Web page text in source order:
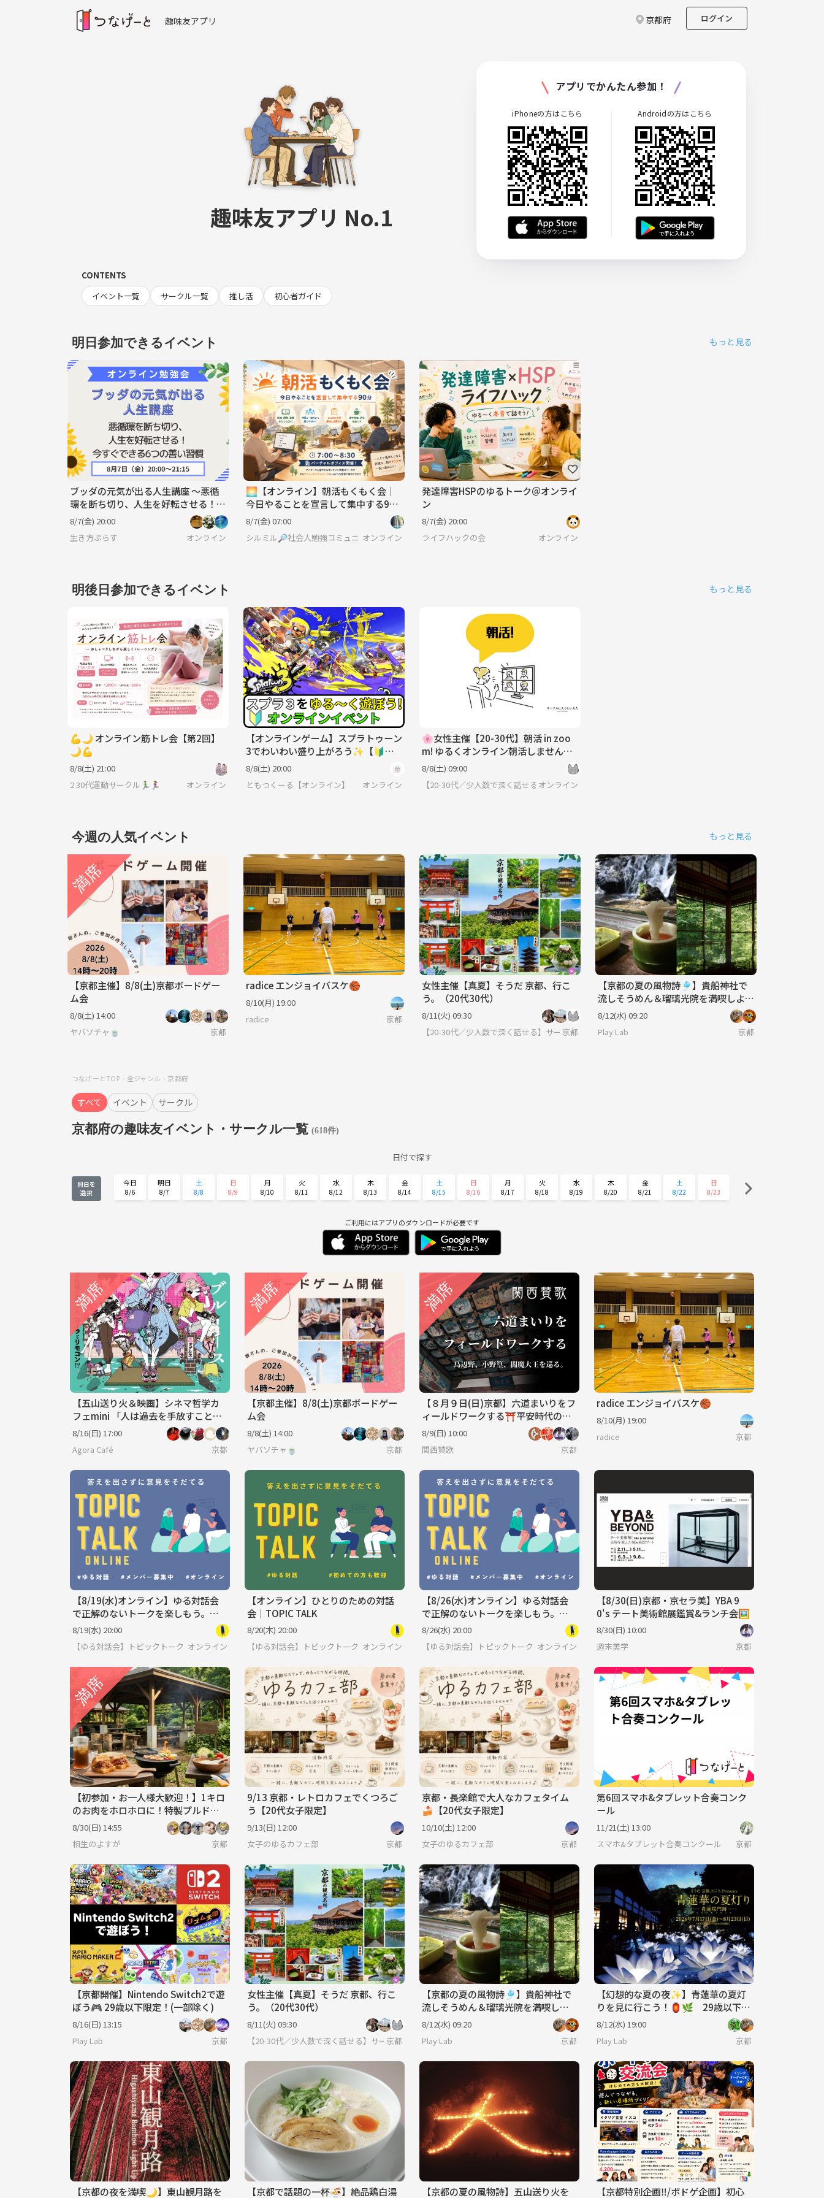
趣味友アプリ 京都府 ログイン
趣味友アプリ No.1
アプリでかんたん参加！
iPhoneの方はこちら Androidの方はこちら
CONTENTS
イベント一覧
サークル一覧 推し活 初心者ガイド
明日参加できるイベント もっと見る
ブッダの元気が出る人生講座 ～悪循
環を断ち切り、人生を好転させる！
今すぐできる6つの善い習慣～
8/7(金) 20:00
生き方ぷらす
オンライン
🌅【オンライン】朝活もくもく会｜
今日やることを宣言して集中する90
分
8/7(金) 07:00
シルミル🔎社会人勉強コミュニティオンライン
発達障害HSPのゆるトーク＠オンライ
ン
8/7(金) 20:00
ライフハックの会
オンライン
明後日参加できるイベント もっと見る
💪🌙 オンライン筋トレ会【第2回】
🌙💪
8/8(土) 21:00
2.30代運動サークル🏃‍♂️🏃‍♀️
オンライン
【オンラインゲーム】スプラトゥーン
3でわいわい盛り上がろう✨【🔰ゲ
ーム初心者歓迎】
8/8(土) 20:00
ともつくーる【オンライン】
オンライン
🌸女性主催【20-30代】朝活 in zoo
m! ゆるくオンライン朝活しません
か？
8/8(土) 09:00
【20-30代／少人数で深く話せる】サークルに入りたい大人
オンライン
今週の人気イベント もっと見る
【京都主催】8/8(土)京都ボードゲー
ム会
8/8(土) 14:00
ヤバソチャ🍵
京都
radice エンジョイバスケ🏀
8/10(月) 19:00
radice
京都
女性主催【真夏】そうだ 京都、行こ
う。（20代30代）
8/11(火) 09:30
【20-30代／少人数で深く話せる】サークルに入りたい大人
京都
【京都の夏の風物詩🎐】貴船神社で
流しそうめん＆瑠璃光院を満喫しよ
う！ 29歳以下限定(一部除く)
8/12(水) 09:20
Play Lab
京都
つなげーとTOP 全ジャンル 京都府
すべて イベント サークル
京都府の趣味友イベント・サークル一覧 (618件)
日付で探す
別日を
選択
今日
8/6
明日
8/7
土
8/8
日
8/9
月
8/10
火
8/11
水
8/12
木
8/13
金
8/14
土
8/15
日
8/16
月
8/17
火
8/18
水
8/19
木
8/20
金
8/21
土
8/22
日
8/23
8/31 9/1 9/2 9/3
ご利用にはアプリのダウンロードが必要です
【五山送り火＆映画】シネマ哲学カ
フェmini 「人は過去を手放すことが
できるのか。」＠京都※34歳以下対
象
8/16(日) 17:00
Agora Café
京都
【京都主催】8/8(土)京都ボードゲー
ム会
8/8(土) 14:00
ヤバソチャ🍵
京都
【８月９日(日)京都】六道まいりをフ
ィールドワークする⛩平安時代の死
生観を辿る。
8/9(日) 10:00
関西賛歌
京都
radice エンジョイバスケ🏀
8/10(月) 19:00
radice
京都
【8/19(水)オンライン】ゆる対話会
で正解のないトークを楽しもう。
「そもそも」と当たり前を疑う時
間。
8/19(水) 20:00
【ゆる対話会】トピックトーク♩みんなで考える正解のないトークを楽しもう。
オンライン
【オンライン】ひとりのための対話
会｜TOPIC TALK
8/20(木) 20:00
【ゆる対話会】トピックトーク♩みんなで考える正解のないトークを楽しもう。
オンライン
【8/26(水)オンライン】ゆる対話会
で正解のないトークを楽しもう。
「そもそも」と当たり前を疑う時
間。
8/26(水) 20:00
【ゆる対話会】トピックトーク♩みんなで考える正解のないトークを楽しもう。
オンライン
【8/30(日)京都・京セラ美】YBA 9
0's テート美術館展鑑賞&ランチ会🖼️
8/30(日) 10:00
週末美学
京都
【初参加・お一人様大歓迎！】1キロ
のお肉をホロホロに！特製プルドポ
ーク・サンドを頬張るインドアBBQ
交流会
8/30(日) 14:55
相生のよすが
京都
9/13 京都・レトロカフェでくつろご
う【20代女子限定】
9/13(日) 12:00
女子のゆるカフェ部
京都
京都・長楽館で大人なカフェタイム
🍰【20代女子限定】
10/10(土) 12:00
女子のゆるカフェ部
京都
第6回スマホ&タブレット合奏コンク
ール
11/21(土) 13:00
スマホ&タブレット合奏コンクール
京都
【京都開催】Nintendo Switch2で遊
ぼう🎮 29歳以下限定！(一部除く)
8/16(日) 13:15
Play Lab
京都
女性主催【真夏】そうだ 京都、行こ
う。（20代30代）
8/11(火) 09:30
【20-30代／少人数で深く話せる】サークルに入りたい大人
京都
【京都の夏の風物詩🎐】貴船神社で
流しそうめん＆瑠璃光院を満喫しよ
う！ 29歳以下限定(一部除く)
8/12(水) 09:20
Play Lab
京都
【幻想的な夏の夜✨】青蓮華の夏灯
りを見に行こう！🏮🌿 29歳以下限
定(一部除く)
8/12(水) 19:00
Play Lab
京都
【京都の夜を満喫🌙】東山観月路を
【京都で話題の一杯🍜】絶品鶏白湯
【京都の夏の風物詩】五山送り火を
【京都特別企画‼️/ボドゲ企画】初心